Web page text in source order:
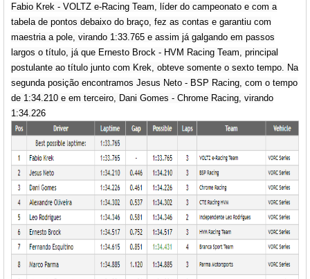
Fabio Krek - VOLTZ e-Racing Team, líder do campeonato e com a
tabela de pontos debaixo do braço, fez as contas e garantiu com
maestria a pole, virando 1:33.765 e assim já galgando em passos
largos o título, já que Ernesto Brock - HVM Racing Team, principal
postulante ao título junto com Krek, obteve somente o sexto tempo. Na
segunda posição encontramos Jesus Neto - BSP Racing, com o tempo
de 1:34.210 e em terceiro, Dani Gomes - Chrome Racing, virando
1:34.226